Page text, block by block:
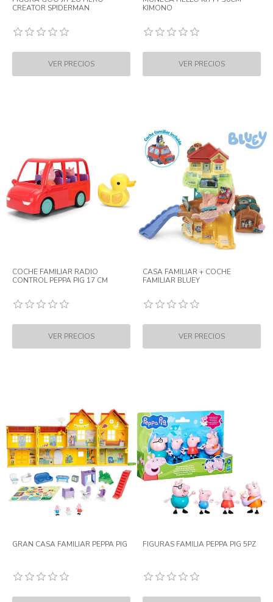
CREATOR SPIDERMAN
KIMONO
COCHE FAMILIAR RADIO
CONTROL PEPPA PIG 17 CM
CASA FAMILIAR + COCHE
FAMILIAR BLUEY
GRAN CASA FAMILIAR PEPPA PIG FIGURAS FAMILIA PEPPA PIG 5PZ